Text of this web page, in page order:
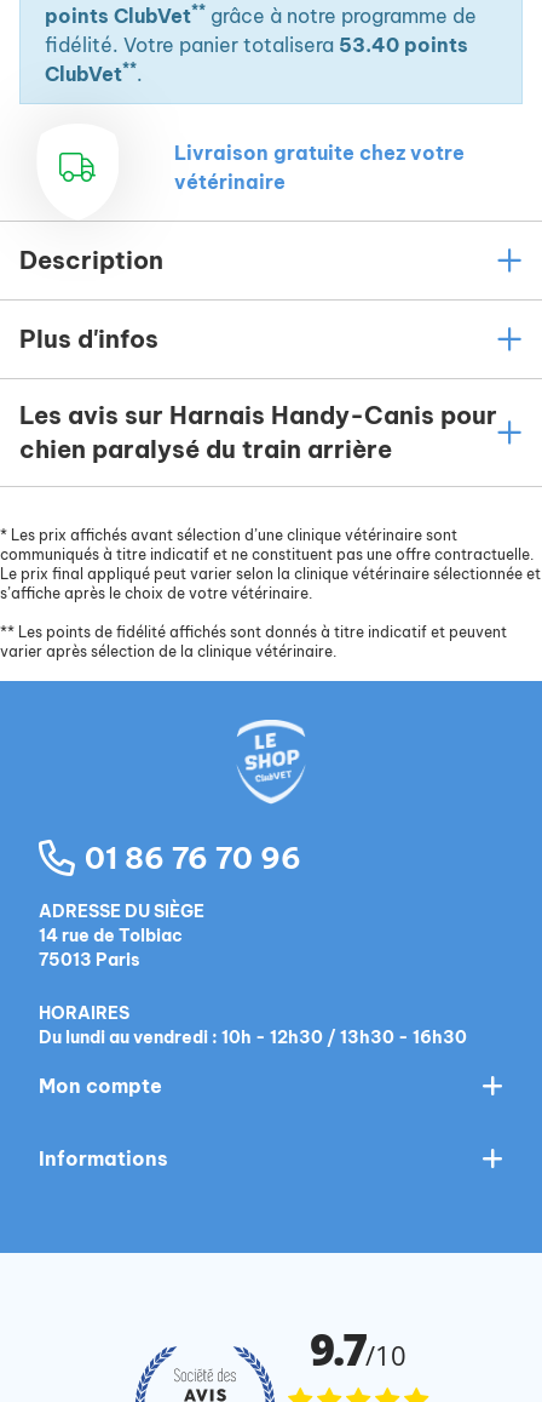
points ClubVet** grâce à notre programme de
fidélité. Votre panier totalisera 53.40 points
ClubVet**.
Livraison gratuite chez votre
vétérinaire
Description
Plus d'infos
Les avis sur Harnais Handy-Canis pour
chien paralysé du train arrière
* Les prix affichés avant sélection d’une clinique vétérinaire sont
communiqués à titre indicatif et ne constituent pas une offre contractuelle.
Le prix final appliqué peut varier selon la clinique vétérinaire sélectionnée et
s’affiche après le choix de votre vétérinaire.
** Les points de fidélité affichés sont donnés à titre indicatif et peuvent
varier après sélection de la clinique vétérinaire.
01 86 76 70 96
ADRESSE DU SIÈGE
14 rue de Tolbiac
75013 Paris
HORAIRES
Du lundi au vendredi : 10h - 12h30 / 13h30 - 16h30
Mon compte
Informations